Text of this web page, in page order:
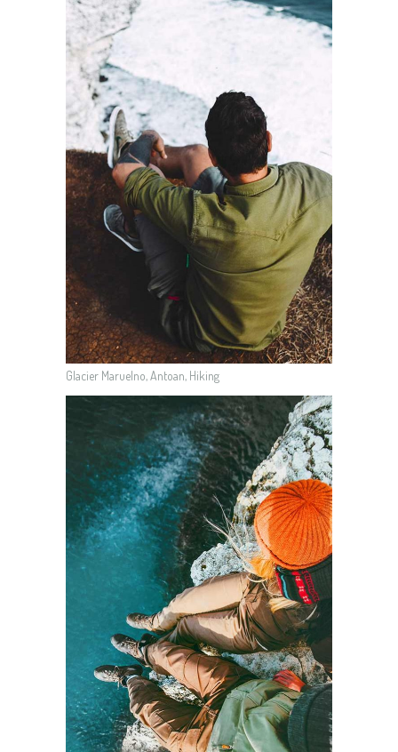
Glacier Maruelno, Antoan, Hiking